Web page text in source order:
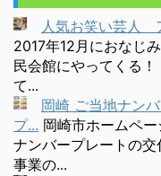
人気お笑い芸人
2017年12月におなじ
民会館にやってくる
て...
岡崎 ご当地ナン
プ... 岡崎市ホームペ
ナンバープレートの
事業の...